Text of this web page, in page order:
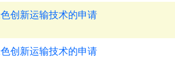
创新运输技术的申请
创新运输技术的申请